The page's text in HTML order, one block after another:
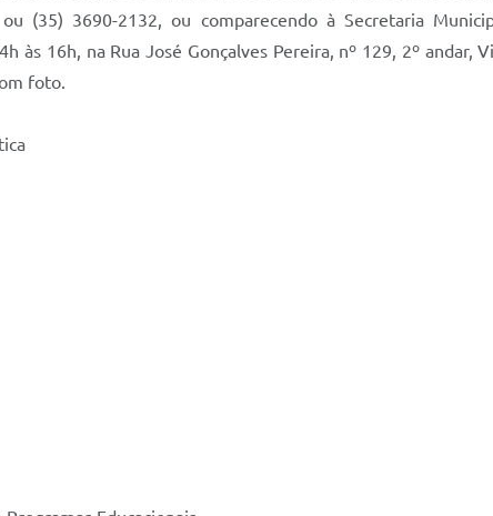
(35) 3690-2132, ou comparecendo à Secretaria
às 16h, na Rua José Gonçalves Pereira, nº 129, 2º
foto.